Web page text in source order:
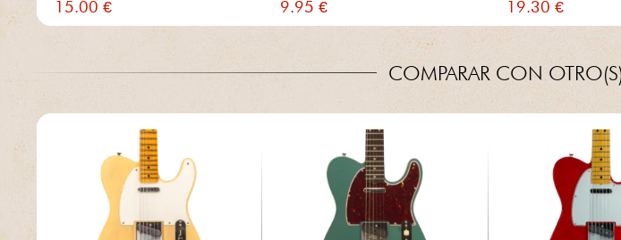
15.00 € 9.95 € 19.30 €
COMPARAR CON